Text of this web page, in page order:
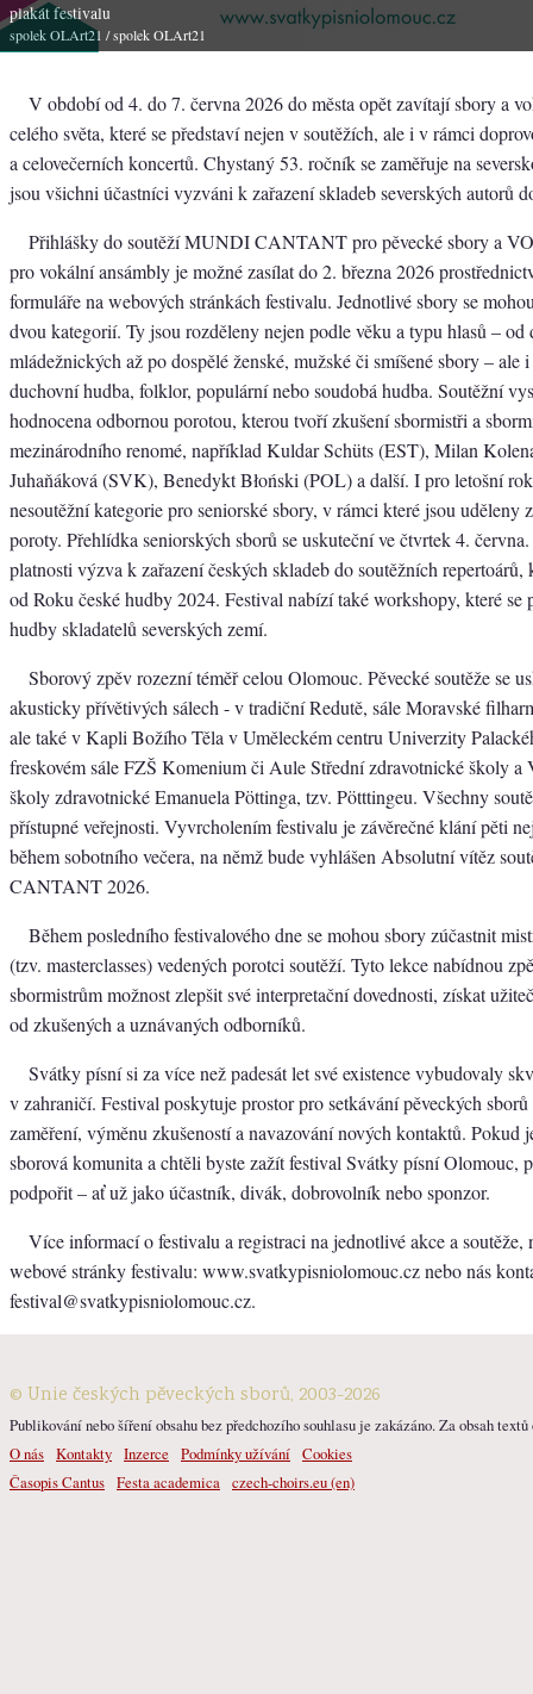
plakát festivalu
spolek OLArt21 / spolek OLArt21
V období od 4. do 7. června 2026 do města opět zavítají sbory a
celého světa, které se představí nejen v soutěžích, ale i v rámci
a celovečerních koncertů. Chystaný 53. ročník se zaměřuje na
jsou všichni účastníci vyzváni k zařazení skladeb severských autorů
Přihlášky do soutěží MUNDI CANTANT pro pěvecké sbory a
pro vokální ansámbly je možné zasílat do 2. března 2026
formuláře na webových stránkách festivalu. Jednotlivé sbory se
dvou kategorií. Ty jsou rozděleny nejen podle věku a typu hlasů – od
mládežnických až po dospělé ženské, mužské či smíšené sbory – ale
duchovní hudba, folklor, populární nebo soudobá hudba. Soutěžní
hodnocena odbornou porotou, kterou tvoří zkušení sbormistři a
mezinárodního renomé, například Kuldar Schüts (EST), Milan
Juhaňáková (SVK), Benedykt Błoński (POL) a další. I pro letošní
nesoutěžní kategorie pro seniorské sbory, v rámci které jsou uděleny
poroty. Přehlídka seniorských sborů se uskuteční ve čtvrtek 4.
platnosti výzva k zařazení českých skladeb do soutěžních repertoárů,
od Roku české hudby 2024. Festival nabízí také workshopy, které se
hudby skladatelů severských zemí.
Sborový zpěv rozezní téměř celou Olomouc. Pěvecké soutěže se
akusticky přívětivých sálech - v tradiční Redutě, sále Moravské
ale také v Kapli Božího Těla v Uměleckém centru Univerzity
freskovém sále FZŠ Komenium či Aule Střední zdravotnické školy a
školy zdravotnické Emanuela Pöttinga, tzv. Pötttingeu. Všechny
přístupné veřejnosti. Vyvrcholením festivalu je závěrečné klání pěti
během sobotního večera, na němž bude vyhlášen Absolutní vítěz
CANTANT 2026.
Během posledního festivalového dne se mohou sbory zúčastnit
(tzv. masterclasses) vedených porotci soutěží. Tyto lekce nabídnou
sbormistrům možnost zlepšit své interpretační dovednosti, získat
od zkušených a uznávaných odborníků.
Svátky písní si za více než padesát let své existence vybudovaly
v zahraničí. Festival poskytuje prostor pro setkávání pěveckých
zaměření, výměnu zkušeností a navazování nových kontaktů. Pokud
sborová komunita a chtěli byste zažít festival Svátky písní Olomouc,
podpořit – ať už jako účastník, divák, dobrovolník nebo sponzor.
Více informací o festivalu a registraci na jednotlivé akce a
webové stránky festivalu: www.svatkypisniolomouc.cz nebo nás
festival@svatkypisniolomouc.cz.
© Unie českých pěveckých sborů, 2003-2026
Publikování nebo šíření obsahu bez předchozího souhlasu je zakázáno. Za obsah
O nás Kontakty Inzerce Podmínky užívání Cookies
Časopis Cantus Festa academica czech-choirs.eu (en)